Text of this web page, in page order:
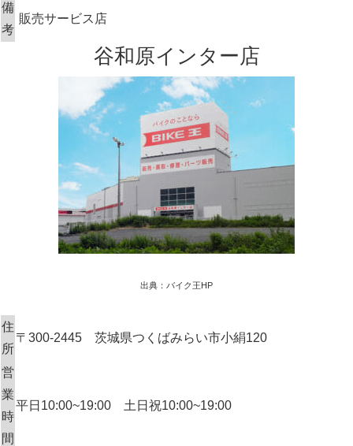
備
考
販売サービス店
谷和原インター店
出典：バイク王HP
住
所
〒300-2445 茨城県つくばみらい市小絹120
営
業
時
間
平日10:00~19:00 土日祝10:00~19:00